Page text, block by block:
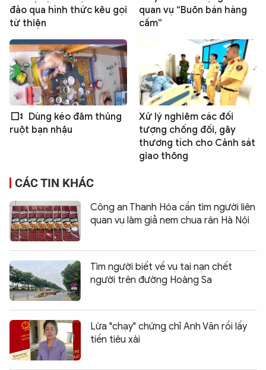
đảo qua hình thức kêu gọi
từ thiện
quan vụ “Buôn bán hàng
cấm”
Dùng kéo đâm thủng
ruột bạn nhậu
Xử lý nghiêm các đối
tượng chống đối, gây
thương tích cho Cảnh sát
giao thông
CÁC TIN KHÁC
Công an Thanh Hóa cần tìm người liên
quan vụ làm giả nem chua rán Hà Nội
Tìm người biết về vụ tai nạn chết
người trên đường Hoàng Sa
Lừa "chạy" chứng chỉ Anh Văn rồi lấy
tiền tiêu xài